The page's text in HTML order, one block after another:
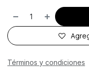
Términos y condiciones